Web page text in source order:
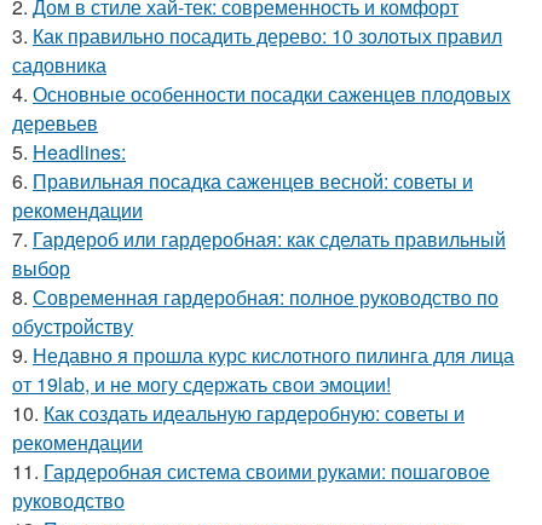
2. Дом в стиле хай-тек: современность и комфорт
3. Как правильно посадить дерево: 10 золотых правил
садовника
4. Основные особенности посадки саженцев плодовых
деревьев
5. Headlines:
6. Правильная посадка саженцев весной: советы и
рекомендации
7. Гардероб или гардеробная: как сделать правильный
выбор
8. Современная гардеробная: полное руководство по
обустройству
9. Недавно я прошла курс кислотного пилинга для лица
от 19lab, и не могу сдержать свои эмоции!
10. Как создать идеальную гардеробную: советы и
рекомендации
11. Гардеробная система своими руками: пошаговое
руководство